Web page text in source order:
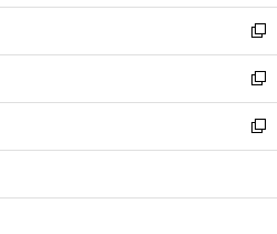
開
く
ウ
で
開
く
ン
ド
ウ
で
開
く
ウ
ィ
ン
ド
ウ
で
開
し
い
ウ
ィ
ン
ド
ウ
開
新
し
い
ウ
ィ
ン
ウ
新
し
い
ウ
ン
新
し
ウ